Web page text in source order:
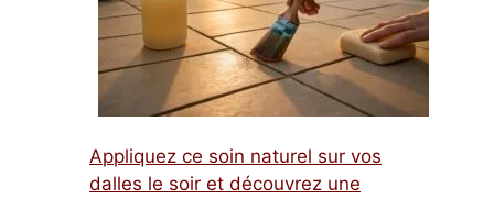
Appliquez ce soin naturel sur vos
dalles le soir et découvrez une